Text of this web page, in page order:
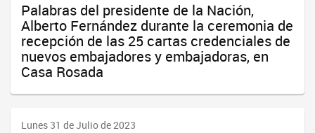
Palabras del presidente de la Nación,
Alberto Fernández durante la ceremonia de
recepción de las 25 cartas credenciales de
nuevos embajadores y embajadoras, en
Casa Rosada
Lunes 31 de Julio de 2023